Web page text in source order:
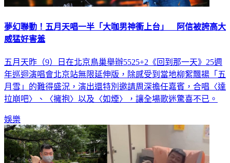
夢幻聯動！五月天唱一半「大咖男神衝上台」 阿信被誇高大
威猛好害羞
五月天昨（9）日在北京鳥巢舉辦5525+2《回到那一天》25週
年巡迴演唱會北京站無限延伸版，除感受到當地柳絮飄揚「五
月雪」的難得盛況，演出還特別邀請周深擔任嘉賓，合唱〈達
拉崩吧〉、〈擁抱〉以及〈如煙〉，讓全場歌迷驚喜不已。
娛樂